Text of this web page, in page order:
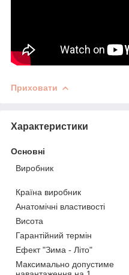
Приховати
Характеристики
Основні
Виробник
Країна виробник
Анатомічні властивості
Висота
Гарантійний термін
Ефект "Зима - Літо"
Максимально допустиме